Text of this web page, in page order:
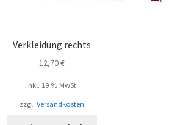
Verkleidung rechts
12,70€
inkl. 19 % MwSt.
zzgl.Versandkosten